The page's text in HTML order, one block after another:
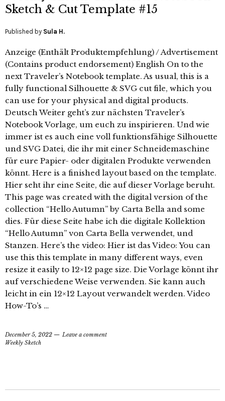
Sketch & Cut Template #15
Published by Sula H.
Anzeige (Enthält Produktempfehlung) / Advertisement
(Contains product endorsement) English On to the
next Traveler’s Notebook template. As usual, this is a
fully functional Silhouette & SVG cut file, which you
can use for your physical and digital products.
Deutsch Weiter geht’s zur nächsten Traveler’s
Notebook Vorlage, um euch zu inspirieren. Und wie
immer ist es auch eine voll funktionsfähige Silhouette
und SVG Datei, die ihr mit einer Schneidemaschine
für eure Papier- oder digitalen Produkte verwenden
könnt. Here is a finished layout based on the template.
Hier seht ihr eine Seite, die auf dieser Vorlage beruht.
This page was created with the digital version of the
collection “Hello Autumn” by Carta Bella and some
dies. Für diese Seite habe ich die digitale Kollektion
“Hello Autumn” von Carta Bella verwendet, und
Stanzen. Here’s the video: Hier ist das Video: You can
use this this template in many different ways, even
resize it easily to 12×12 page size. Die Vorlage könnt ihr
auf verschiedene Weise verwenden. Sie kann auch
leicht in ein 12×12 Layout verwandelt werden. Video
How-To’s …
December 5, 2022
Leave a comment
Weekly Sketch